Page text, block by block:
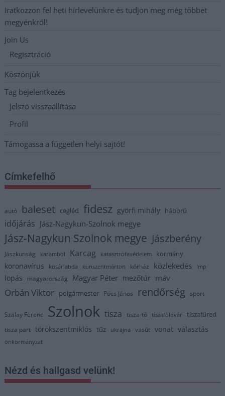
Iratkozzon fel heti hírlevelünkre és tudjon meg még többet
megyénkről!
Join Us
Regisztráció
Köszönjük
Tag bejelentkezés
Jelszó visszaállítása
Profil
Támogassa a független helyi sajtót!
Címkefelhő
autó baleset cegléd fidesz györfi mihály háború
időjárás Jász-Nagykun-Szolnok megye
Jász-Nagykun Szolnok megye Jászberény
Jászkunság karambol Karcag katasztrófavédelem kormány
koronavírus kosárlabda kunszentmárton kórház közlekedés lmp
lopás magyarország Magyar Péter mezőtúr máv
Orbán Viktor polgármester Pócs János rendőrség sport
Szalay Ferenc Szolnok tisza tisza-tó tiszaföldvár tiszafüred
tisza part törökszentmiklós tűz ukrajna vasút vonat választás
önkormányzat
Nézd és hallgasd velünk!